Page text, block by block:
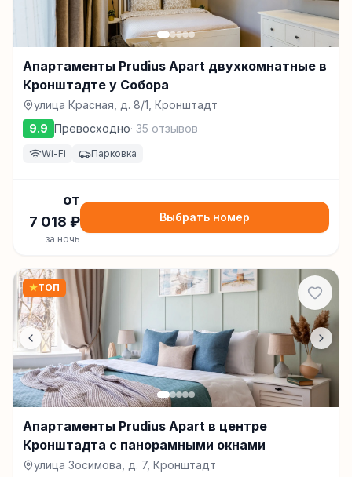
Апартаменты Prudius Apart двухкомнатные в
Кронштадте у Собора
улица Красная, д. 8/1, Кронштадт
9.9 Превосходно· 35 отзывов
Wi-Fi Парковка
от
7 018 ₽
за ночь
Выбрать номер
★ТОП
Апартаменты Prudius Apart в центре
Кронштадта с панорамными окнами
улица Зосимова, д. 7, Кронштадт